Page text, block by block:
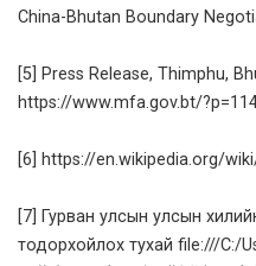
China-Bhutan Boundary
[5] Press Release, Thimphu,
https://www.mfa.gov.bt/
[6] https://en.wikipedia.org/
[7] Гурван улсын улсын
тодорхойлох тухай file:///C:/